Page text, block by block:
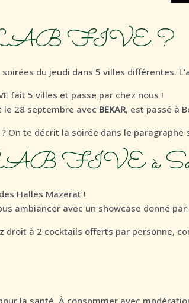
le LAB FIVE ?
soirées du jeudi dans 5 villes différentes.
fait 5 villes et passe par chez nous !
le 28 septembre avec BEKAR, est passé à
On te décrit la soirée dans le paragraphe
LAB FIVE à
Halles Mazerat !
ambiancer avec un showcase donné par
droit à 2 cocktails offerts par personne,
la santé. À consommer avec